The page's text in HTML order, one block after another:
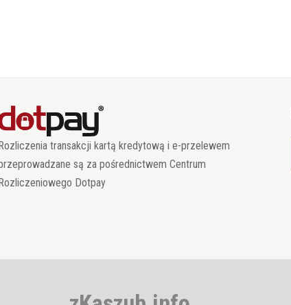
Rozliczenia transakcji kartą kredytową i e-przelewem
są za pośrednictwem Centrum
Rozliczeniowego Dotpay